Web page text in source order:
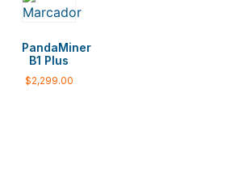
PandaMiner
B1 Plus
$2,299.00